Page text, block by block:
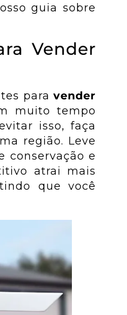
guia sobre
Vender
paravender
muito tempo
isso, faça
região. Leve
conservação e
atrai mais
que você